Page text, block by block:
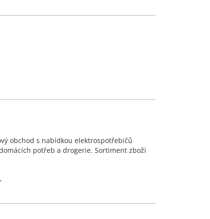
obchod s nabídkou elektrospotřebičů
potřeb a drogerie. Sortiment zboží